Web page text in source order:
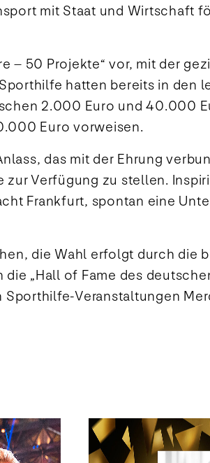
mit Staat und Wirtschaft
– 50 Projekte“ vor, mit der
hatten bereits in den
2.000 Euro und 40.000
Euro vorweisen.
das mit der Ehrung
Verfügung zu stellen.
Frankfurt, spontan eine
die Wahl erfolgt durch die
„Hall of Fame des
Veranstaltungen